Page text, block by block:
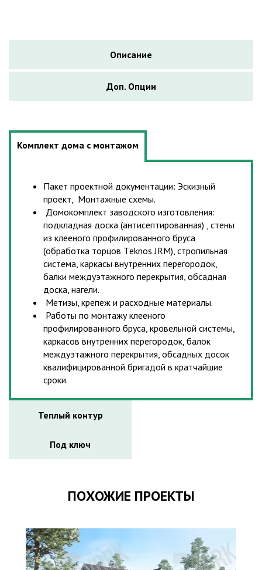
Описание
Доп. Опции
Комплект дома с монтажом
Пакет проектной документации: Эскизный
проект, Монтажные схемы.
Домокомплект заводского изготовления:
подкладная доска (антисептированная) , стены
из клееного профилированного бруса
(обработка торцов Тeknos JRM), стропильная
система, каркасы внутренних перегородок,
балки междуэтажного перекрытия, обсадная
доска, нагели.
Метизы, крепеж и расходные материалы.
Работы по монтажу клееного
профилированного бруса, кровельной системы,
каркасов внутренних перегородок, балок
междуэтажного перекрытия, обсадных досок
квалифицированной бригадой в кратчайшие
сроки.
Теплый контур
Под ключ
ПОХОЖИЕ ПРОЕКТЫ